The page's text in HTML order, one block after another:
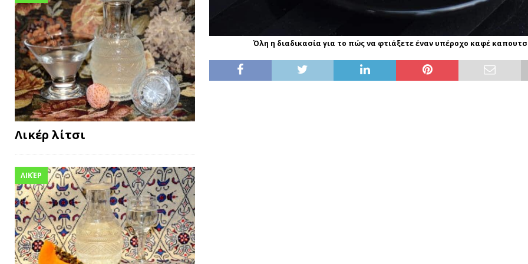
Όλη η διαδικασία για το πώς να φτιάξετε έναν υπέροχο καφέ
Λικέρ λίτσι
ΛΙΚΈΡ